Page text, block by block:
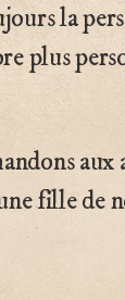
la
plus
aux
fille de